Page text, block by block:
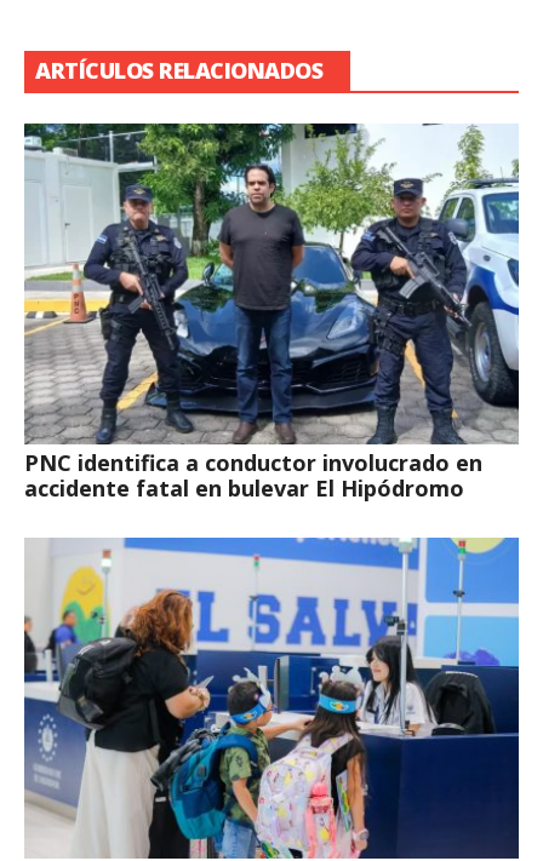
ARTÍCULOS RELACIONADOS
PNC identifica a conductor involucrado en
accidente fatal en bulevar El Hipódromo